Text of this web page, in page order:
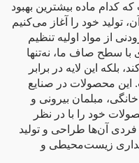
کدام ماده بیشترین بهبود
تولید خود را آغاز می‌کنیم
از مواد اولیه تنظیم
با سطح صاف ما، نه‌تنها
این لایه در برابر
محصولات در صنایع
مبلمان بیرونی و
خود را با در نظر
آن‌ها طراحی و تولید
زیست‌محیطی و